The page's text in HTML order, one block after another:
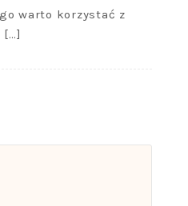
warto korzystać z
[…]